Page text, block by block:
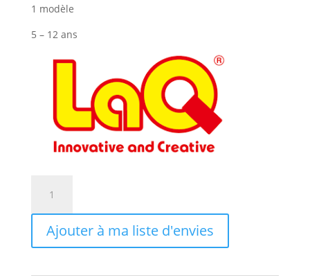
1 modèle
5 – 12 ans
LaQ
Mini
Spinosaurus
Ajouter à ma liste d'envies